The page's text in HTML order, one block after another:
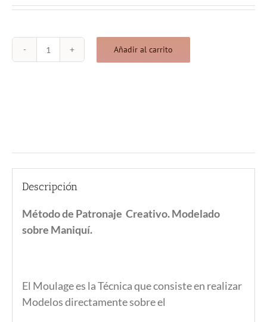
precio
era:
precio
es:
CURSO
Añadir al carrito
Descripción
Método de Patronaje Creativo. Modelado
sobre Maniquí.
El Moulage es la Técnica que consiste en realizar
Modelos directamente sobre el